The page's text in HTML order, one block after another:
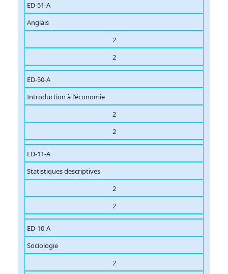
ED-51-A
Anglais
2
2
ED-50-A
Introduction à l'économie
2
2
ED-11-A
Statistiques descriptives
2
2
ED-10-A
Sociologie
2